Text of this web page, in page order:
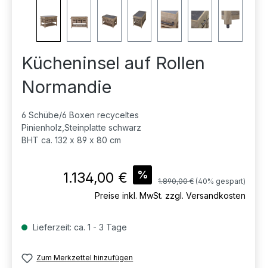
Kücheninsel auf Rollen
Normandie
6 Schübe/6 Boxen recyceltes
Pinienholz,Steinplatte schwarz
BHT ca. 132 x 89 x 80 cm
Verkaufspreis:
1.134,00 € % Regulärer Preis:
1.890,00 € (40% gespart)
Preise inkl. MwSt. zzgl. Versandkosten
Lieferzeit: ca. 1 - 3 Tage
Zum Merkzettel hinzufügen